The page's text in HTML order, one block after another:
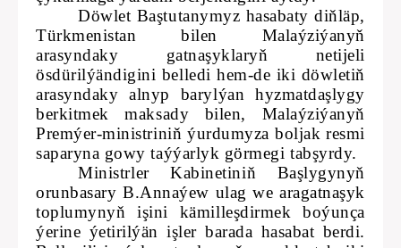
Döwlet Baştutanymyz hasabaty diňläp,
Türkmenistan bilen Malaýziýanyň
arasyndaky gatnaşyklaryň netijeli
ösdürilýändigini belledi hem-de iki döwletiň
arasyndaky alnyp barylýan hyzmatdaşlygy
berkitmek maksady bilen, Malaýziýanyň
Premýer-ministriniň ýurdumyza boljak resmi
saparyna gowy taýýarlyk görmegi tabşyrdy.
Ministrler Kabinetiniň Başlygynyň
orunbasary B.Annaýew ulag we aragatnaşyk
toplumynyň işini kämilleşdirmek boýunça
ýerine ýetirilýän işler barada hasabat berdi.